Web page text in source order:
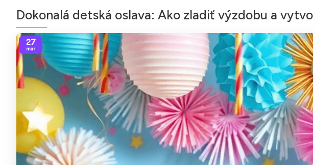
Dokonalá detská oslava: Ako zladiť výzdobu a
27
mar